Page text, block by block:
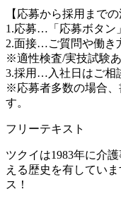
【応募から採用までの
1.応募…「応募ボタン
2.面接…ご質問や働き
※適性検査/実技試験あ
3.採用…入社日はご相
※応募者多数の場合、
す。
フリーテキスト
ツクイは1983年に介
える歴史を有してい
ス！